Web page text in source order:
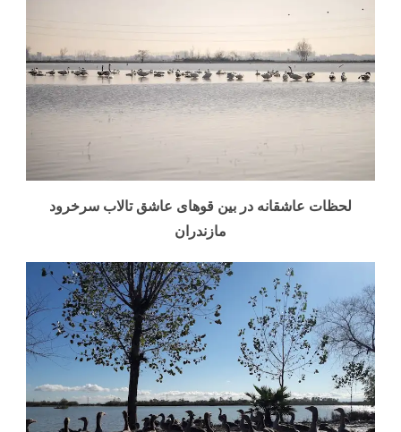
لحظات عاشقانه در بین قوهای عاشق تالاب سرخرود
مازندران